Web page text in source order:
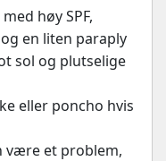
høy SPF,
en liten paraply
sol og plutselige
eller poncho hvis
være et problem,